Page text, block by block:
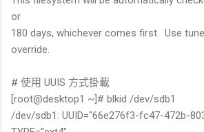
or
180 days, whichever comes first. Use
override.
# 使用 UUIS 方式掛載
[root@desktop1 ~]# blkid /dev/sdb1
/dev/sdb1: UUID="66e276f3-fc47-472b-